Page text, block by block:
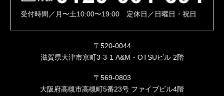
受付時間／月〜土10:00〜19:00 定休日／日曜日・祝日
〒520-0044
滋賀県大津市京町3-3-1 A&M・OTSUビル 2階
〒569-0803
大阪府高槻市高槻町5番23号 ファイブビル4階